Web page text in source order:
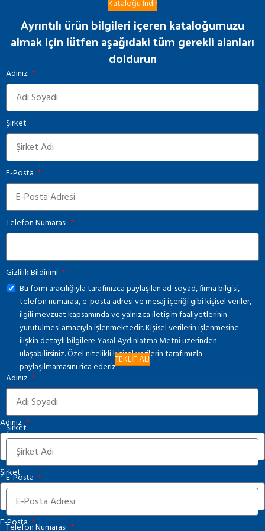
Kataloğu İndir
Ayrıntılı ürün bilgileri içeren kataloğumuzu
almak için lütfen aşağıdaki tüm gerekli alanları
doldurun
Adınız
Şirket
E-Posta
Telefon Numarası
Gizlilik Bildirimi
Bu form aracılığıyla tarafınızca paylaşılan ad-soyad, firma bilgisi,
telefon numarası, e-posta adresi ve mesaj içeriği gibi kişisel veriler,
ilgili mevzuat kapsamında ve yalnızca iletişim faaliyetlerinin
yürütülmesi amacıyla işlenmektedir. Kişisel verilerin işlenmesine
ilişkin detaylı bilgilereYasal Aydınlatma Metniüzerinden
ulaşabilirsiniz. Özel nitelikli kişisel verilerin tarafımızla
paylaşılmamasını rica ederiz.
Adınız
Şirket
E-Posta
TEKLİF AL!
Adınız
Şirket
E-Posta
Telefon Numarası